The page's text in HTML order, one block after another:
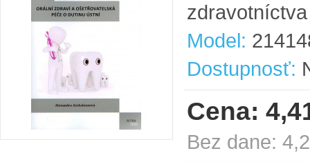
Model:
Dostupnosť:
Cena:
Bez dane: